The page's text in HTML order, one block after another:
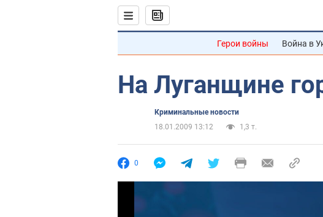
Герои войны Война в
На Луганщине
Криминальные новости
18.01.2009 13:12
1,3 т.
0